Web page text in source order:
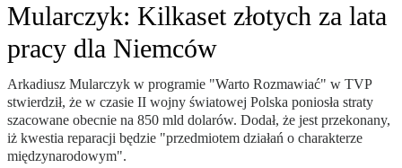
Mularczyk: Kilkaset złotych za lata
pracy dla Niemców
Arkadiusz Mularczyk w programie "Warto Rozmawiać" w TVP
stwierdził, że w czasie II wojny światowej Polska poniosła straty
szacowane obecnie na 850 mld dolarów. Dodał, że jest przekonany,
iż kwestia reparacji będzie "przedmiotem działań o charakterze
międzynarodowym".